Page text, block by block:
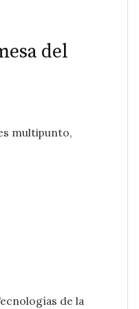
del
multipunto,
de la